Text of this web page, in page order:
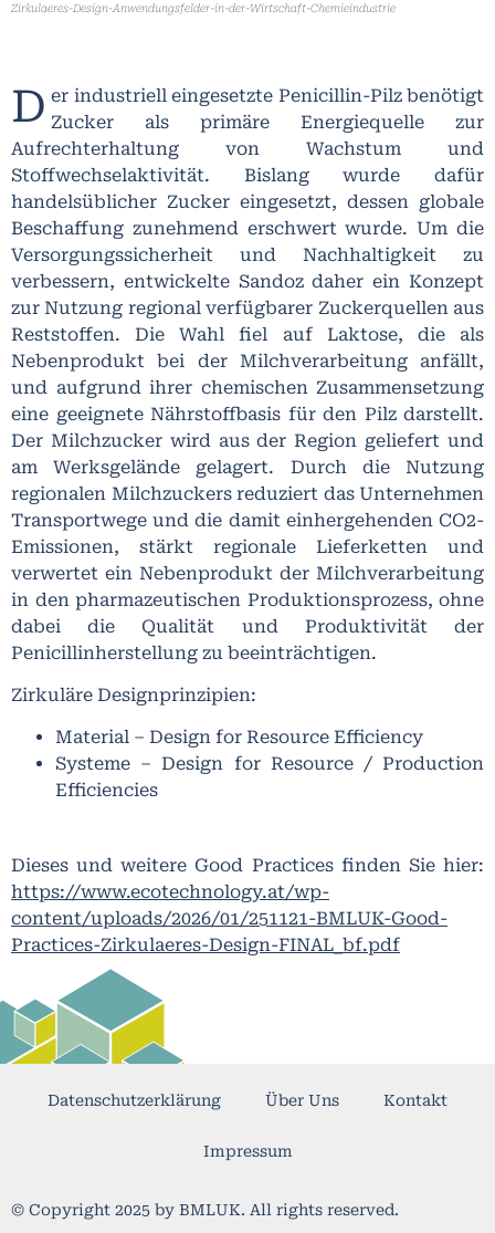
Zirkulaeres-Design-Anwendungsfelder-in-der-Wirtschaft-Chemieindustrie
D er industriell eingesetzte Penicillin-Pilz benötigt
Zucker als primäre Energiequelle zur
Aufrechterhaltung von Wachstum und
Stoffwechselaktivität. Bislang wurde dafür
handelsüblicher Zucker eingesetzt, dessen globale
Beschaffung zunehmend erschwert wurde. Um die
Versorgungssicherheit und Nachhaltigkeit zu
verbessern, entwickelte Sandoz daher ein Konzept
zur Nutzung regional verfügbarer Zuckerquellen aus
Reststoffen. Die Wahl fiel auf Laktose, die als
Nebenprodukt bei der Milchverarbeitung anfällt,
und aufgrund ihrer chemischen Zusammensetzung
eine geeignete Nährstoffbasis für den Pilz darstellt.
Der Milchzucker wird aus der Region geliefert und
am Werksgelände gelagert. Durch die Nutzung
regionalen Milchzuckers reduziert das Unternehmen
Transportwege und die damit einhergehenden CO2-
Emissionen, stärkt regionale Lieferketten und
verwertet ein Nebenprodukt der Milchverarbeitung
in den pharmazeutischen Produktionsprozess, ohne
dabei die Qualität und Produktivität der
Penicillinherstellung zu beeinträchtigen.
Zirkuläre Designprinzipien:
Material – Design for Resource Efficiency
Systeme – Design for Resource / Production
Efficiencies
Dieses und weitere Good Practices finden Sie hier:
https://www.ecotechnology.at/wp-
content/uploads/2026/01/251121-BMLUK-Good-
Practices-Zirkulaeres-Design-FINAL_bf.pdf
© Copyright 2025 by BMLUK. All rights reserved.
Datenschutzerklärung Über Uns Kontakt
Impressum